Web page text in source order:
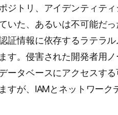
ジトリ、アイデンティテ
いた、あるいは不可能だ
証情報に依存するラテラ
す。侵害された開発者用
ータベースにアクセスす
すが、IAMとネットワー